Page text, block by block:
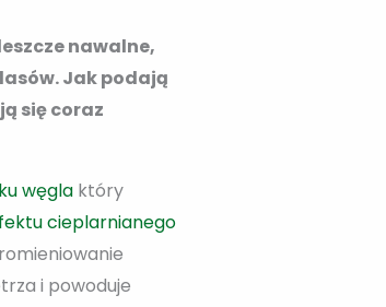
nawalne,
Jak podają
się coraz
węgla który
cieplarnianego
i powoduje